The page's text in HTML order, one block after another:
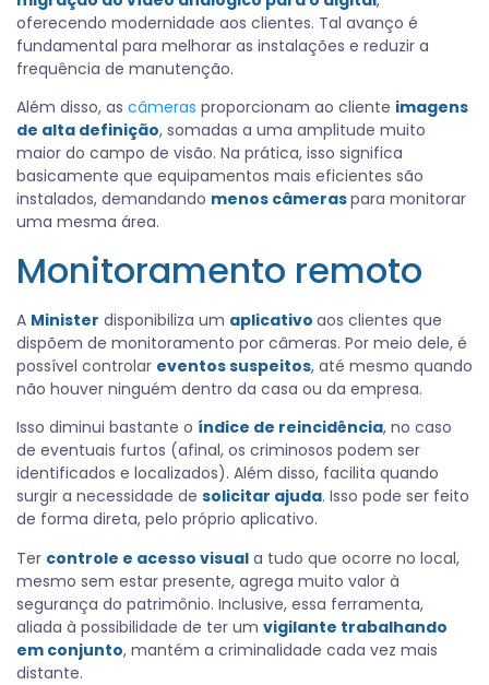
oferecendo modernidade aos clientes. Tal avanço é
fundamental para melhorar as instalações e reduzir a
frequência de manutenção.
Além disso, as câmeras proporcionam ao cliente imagens
de alta definição, somadas a uma amplitude muito
maior do campo de visão. Na prática, isso significa
basicamente que equipamentos mais eficientes são
instalados, demandando menos câmeraspara monitorar
uma mesma área.
Monitoramento remoto
A Minister disponibiliza um aplicativo aos clientes que
dispõem de monitoramento por câmeras. Por meio dele, é
possível controlar eventos suspeitos, até mesmo quando
não houver ninguém dentro da casa ou da empresa.
Isso diminui bastante o índice de reincidência, no caso
de eventuais furtos (afinal, os criminosos podem ser
identificados e localizados). Além disso, facilita quando
surgir a necessidade de solicitar ajuda. Isso pode ser feito
de forma direta, pelo próprio aplicativo.
Ter controle e acesso visual a tudo que ocorre no local,
mesmo sem estar presente, agrega muito valor à
segurança do patrimônio. Inclusive, essa ferramenta,
aliada à possibilidade de ter um vigilante trabalhando
em conjunto, mantém a criminalidade cada vez mais
distante.